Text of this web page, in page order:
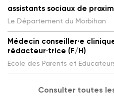
assistants sociaux de
Le Département du Morbihan
Médecin conseiller·e
rédacteur·trice (F/H)
Ecole des Parents et
Consulter toutes